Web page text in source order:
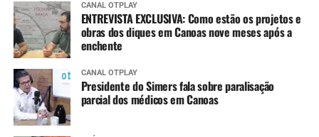
CANAL OTPLAY
ENTREVISTA EXCLUSIVA: Como estão os projetos e
obras dos diques em Canoas nove meses após a
enchente
CANAL OTPLAY
Presidente do Simers fala sobre paralisação
parcial dos médicos em Canoas